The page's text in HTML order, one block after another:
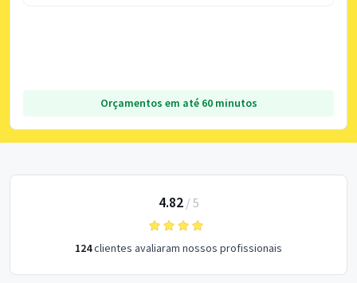
Orçamentos em até 60 minutos
4.82/ 5
124clientes avaliaram nossos profissionais